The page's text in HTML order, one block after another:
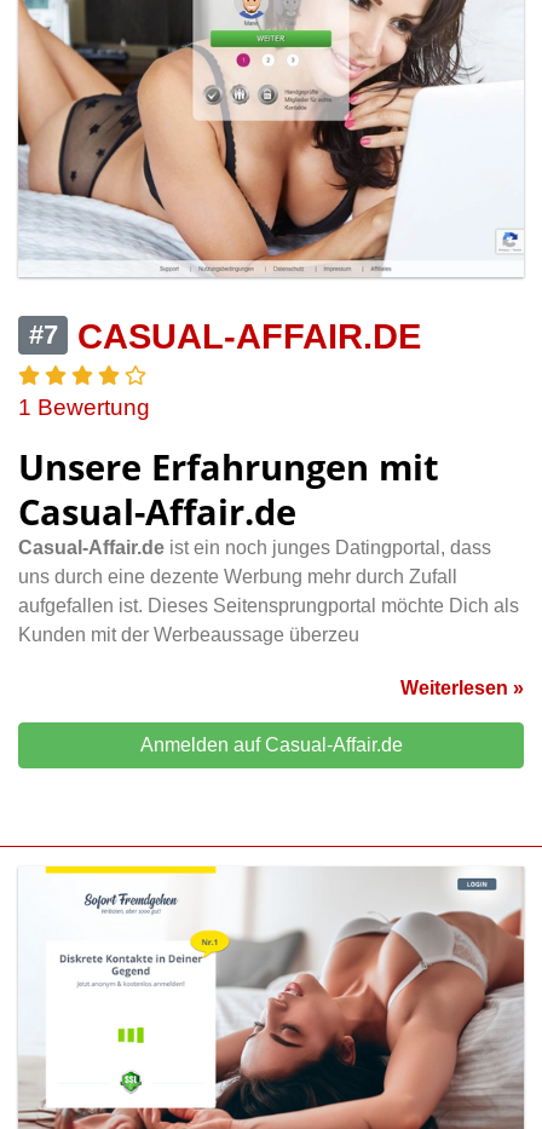
#7 CASUAL-AFFAIR.DE
1 Bewertung
Unsere Erfahrungen mit
Casual-Affair.de
Casual-Affair.de ist ein noch junges Datingportal, dass
uns durch eine dezente Werbung mehr durch Zufall
aufgefallen ist. Dieses Seitensprungportal möchte Dich als
Kunden mit der Werbeaussage überzeu
Weiterlesen »
Anmelden auf Casual-Affair.de